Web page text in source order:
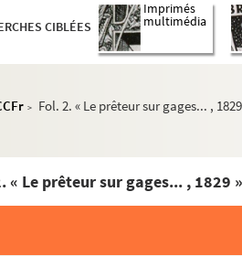
CIBLÉES
Imprimés
multimédia
> Fol. 2. « Le prêteur sur gages... ,
« Le prêteur sur gages... , 1829